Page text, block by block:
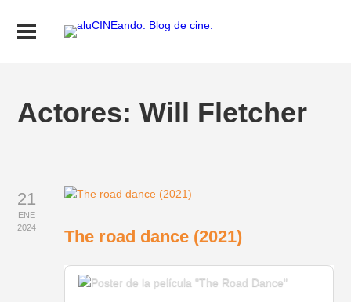
Actores:Will Fletcher
21
ENE
2024
The road dance (2021)